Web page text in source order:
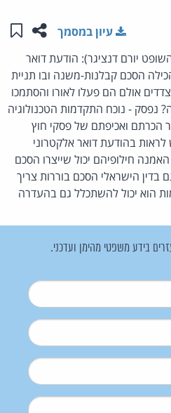
שתפו
עיון במסמך
יורם דנציגר): הודעת דואר
הסכם קבלנות-משנה ובו תניית
אולם הם פעלו לאורו והסתמכו
נפסק - נוכח התקדמות הטכנולוגיה
הכרתם ואכיפתם של פסקי חוץ
ממש לראות בהודעת דואר אלקטרוני
חילופיהם יכול שייצרו הסכם
הישראלי הסכם בוררות צריך
הוא יכול להשתכלל גם בהעדרה
בידע משפטי מהימן ועדכני.